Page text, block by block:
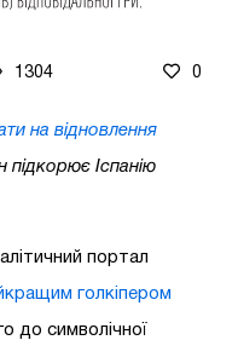
1304 0
на відновлення
підкорює Іспанію
портал
голкіпером
до символічної